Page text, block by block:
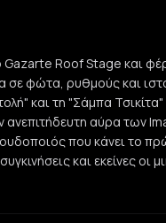
Roof Stage και
σε φώτα, ρυθμούς και
και τη "Σάμπα
ανεπιτήδευτη αύρα των
που κάνει το
και εκείνες οι